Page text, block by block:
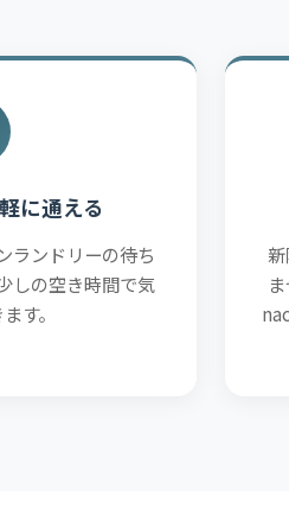
に通える
ランドリーの待ち
しの空き時間で気
す。